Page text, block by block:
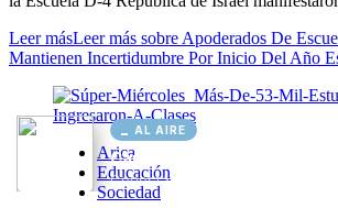
AL AIRE
Cargando...
Conectando...